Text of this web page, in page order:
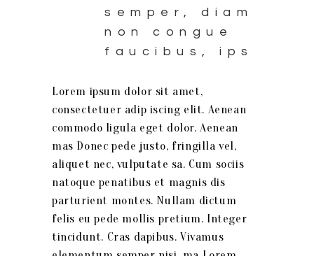
semper, diam
non congue
faucibus, ips
Lorem ipsum dolor sit amet,
consectetuer adip iscing elit. Aenean
commodo ligula eget dolor. Aenean
mas Donec pede justo, fringilla vel,
aliquet nec, vulputate sa. Cum sociis
natoque penatibus et magnis dis
parturient montes. Nullam dictum
felis eu pede mollis pretium. Integer
tincidunt. Cras dapibus. Vivamus